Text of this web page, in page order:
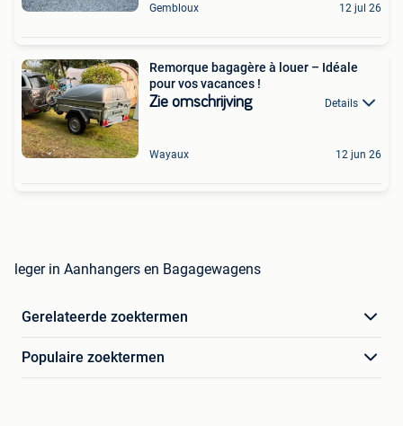
Gembloux 12 jul 26
Remorque bagagère à louer – Idéale
pour vos vacances !
Zie omschrijving Details
Wayaux 12 jun 26
leger in Aanhangers en Bagagewagens
Gerelateerde zoektermen
Populaire zoektermen